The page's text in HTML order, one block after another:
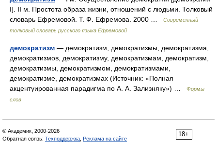
I]. II м. Простота образа жизни, отношений с людьми. Толковый
словарь Ефремовой. Т. Ф. Ефремова. 2000 …
Современный
толковый словарь русского языка Ефремовой
демократизм — демократизм, демократизмы, демократизма,
демократизмов, демократизму, демократизмам, демократизм,
демократизмы, демократизмом, демократизмами,
демократизме, демократизмах (Источник: «Полная
акцентуированная парадигма по А. А. Зализняку») …
Формы
слов
18+
© Академик, 2000-2026
Обратная связь: Техподдержка Реклама на сайте